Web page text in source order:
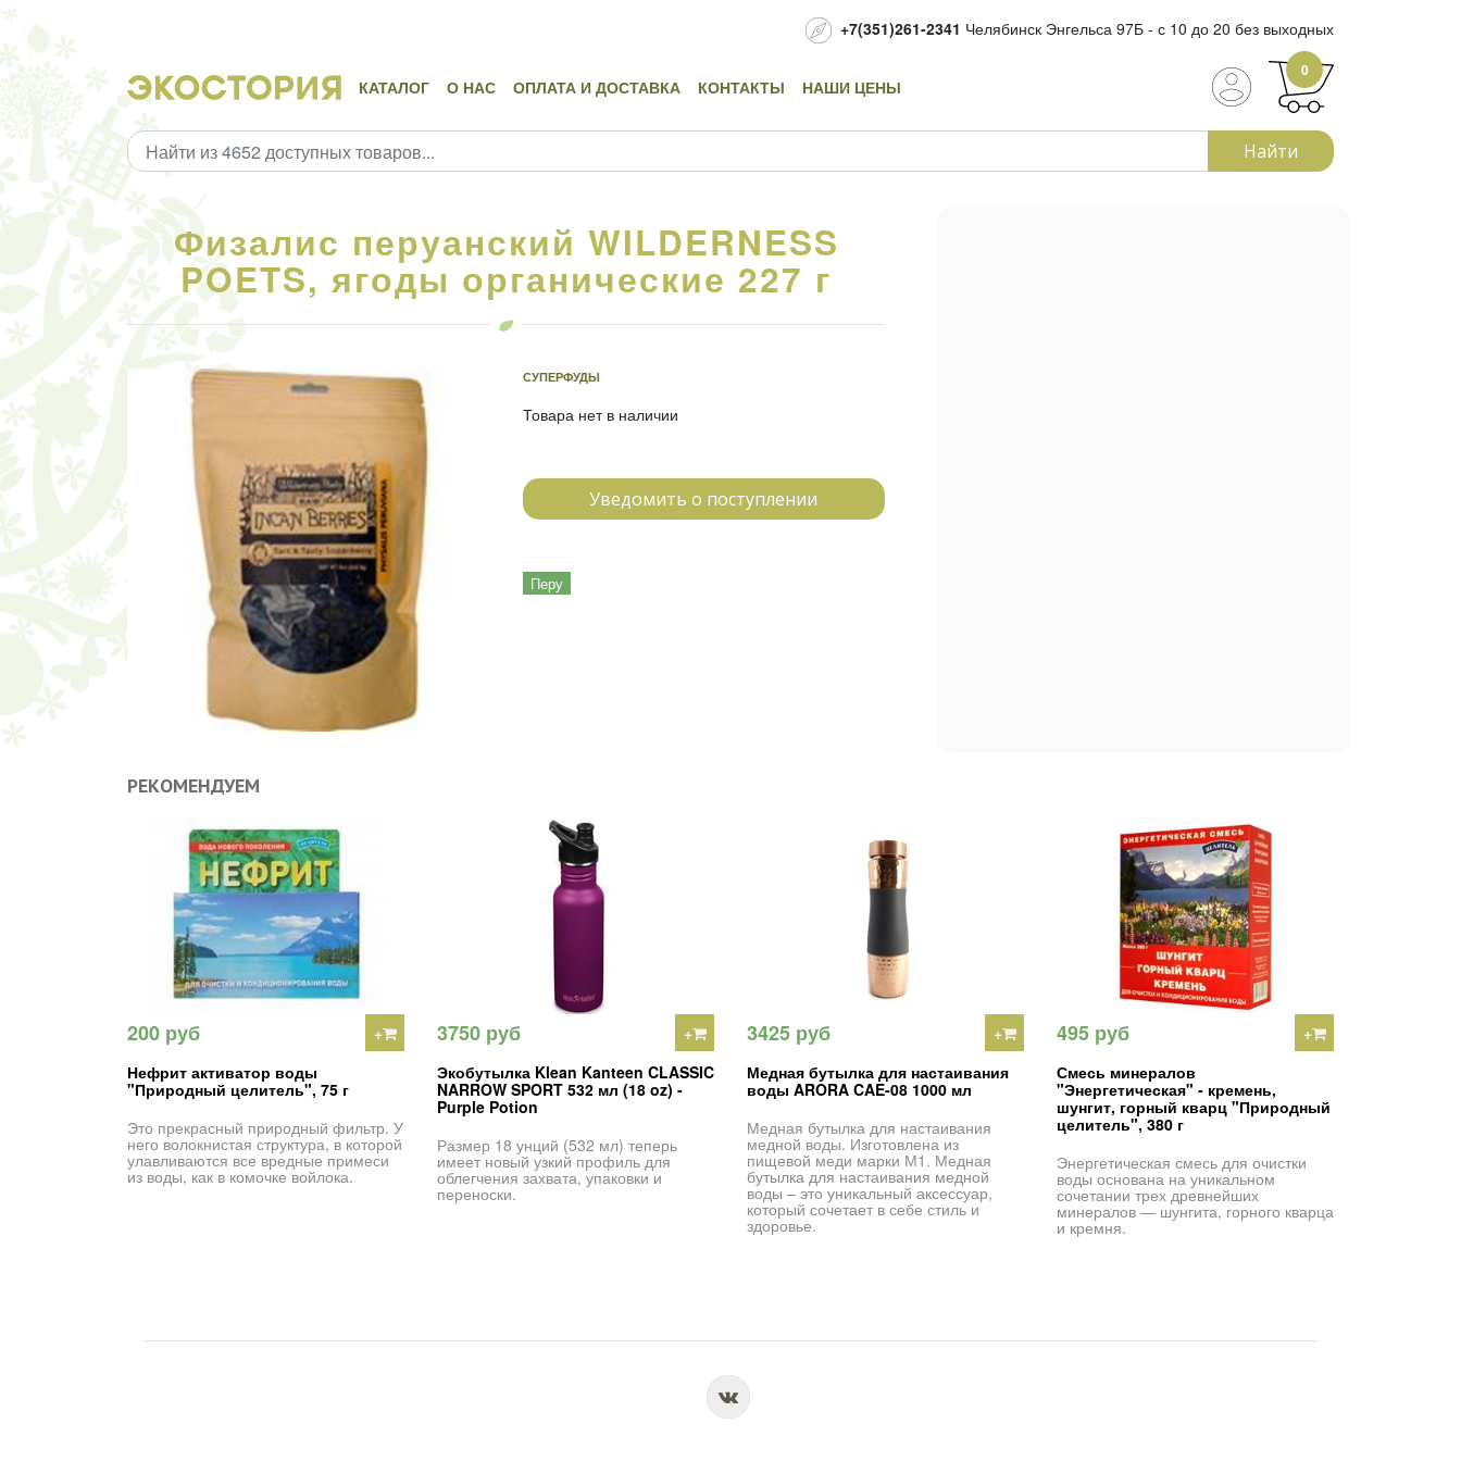
+7(351)261-2341 Челябинск Энгельса 97Б - с 10 до 20 без выходных
КАТАЛОГ О НАС ОПЛАТА И ДОСТАВКА КОНТАКТЫ НАШИ ЦЕНЫ
0
Найти
Физалис перуанский WILDERNESS
POETS, ягоды органические 227 г
СУПЕРФУДЫ
Товара нет в наличии
Уведомить о поступлении
Перу
РЕКОМЕНДУЕМ
200 руб
+
Нефрит активатор воды
"Природный целитель", 75 г
Это прекрасный природный фильтр. У
него волокнистая структура, в которой
улавливаются все вредные примеси
из воды, как в комочке войлока.
3750 руб
+
Экобутылка Klean Kanteen CLASSIC
NARROW SPORT 532 мл (18 oz) -
Purple Potion
Размер 18 унций (532 мл) теперь
имеет новый узкий профиль для
облегчения захвата, упаковки и
переноски.
3425 руб
+
Медная бутылка для настаивания
воды ARORA CAE-08 1000 мл
Медная бутылка для настаивания
медной воды. Изготовлена из
пищевой меди марки М1. Медная
бутылка для настаивания медной
воды – это уникальный аксессуар,
который сочетает в себе стиль и
здоровье.
495 руб
+
Смесь минералов
"Энергетическая" - кремень,
шунгит, горный кварц "Природный
целитель", 380 г
Энергетическая смесь для очистки
воды основана на уникальном
сочетании трех древнейших
минералов — шунгита, горного кварца
и кремня.